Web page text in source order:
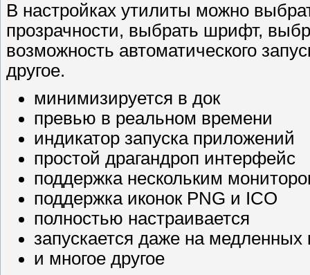
В настройках утилиты можно
прозрачности, выбрать шрифт,
возможность автоматического
другое.
минимизируется в док
превью в реальном времени
индикатор запуска приложений
простой драгандроп интерфейс
поддержка нескольким
поддержка иконок PNG и ICO
полностью настраивается
запускается даже на медленных
и многое другое